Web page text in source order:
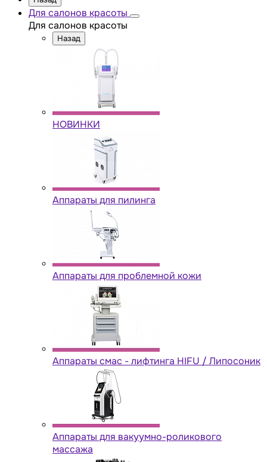
Для салонов красоты
Для салонов красоты
Назад
НОВИНКИ
Аппараты для пилинга
Аппараты для проблемной кожи
Аппараты cмас - лифтинга HIFU / Липосоник
Аппараты для вакуумно-роликового
массажа